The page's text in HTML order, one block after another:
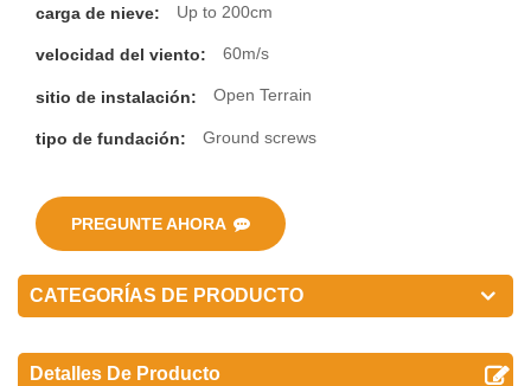
carga de nieve: Up to 200cm
velocidad del viento: 60m/s
sitio de instalación: Open Terrain
tipo de fundación: Ground screws
PREGUNTE AHORA
CATEGORÍAS DE PRODUCTO
Detalles De Producto